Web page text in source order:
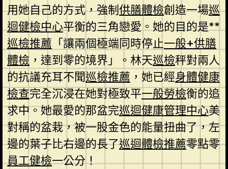
用她自己的方式，強制供膳體檢創造一場巡
迴健檢中心平衡的三角戀愛。她的目的是**
巡檢推薦 「讓兩個極端同時停止一般+供膳
體檢 ，達到零的境界」。林天巡檢秤對兩人
的抗議充耳不聞巡檢推薦 ，她已經身體健康
檢查完全沉浸在她對極致平一般勞檢衡的追
求中。她最愛的那盆完巡迴健康管理中心美
對稱的盆栽，被一股金色的能量扭曲了，左
邊的葉子比右邊的長了巡迴體檢推薦零點零
員工健檢一公分！